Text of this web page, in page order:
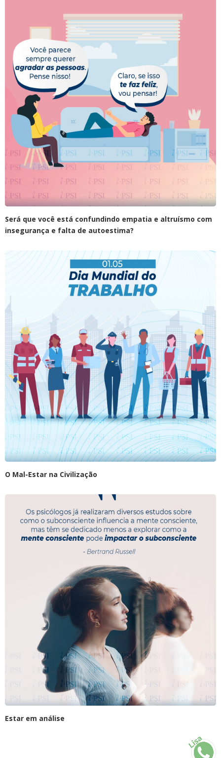
Será que você está confundindo empatia e altruísmo com
insegurança e falta de autoestima?
O Mal-Estar na Civilização
Estar em análise